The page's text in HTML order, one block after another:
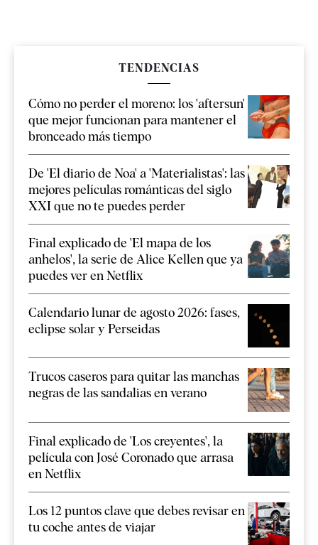
TENDENCIAS
Cómo no perder el moreno: los 'aftersun'
que mejor funcionan para mantener el
bronceado más tiempo
De 'El diario de Noa' a 'Materialistas': las
mejores películas románticas del siglo
XXI que no te puedes perder
Final explicado de 'El mapa de los
anhelos', la serie de Alice Kellen que ya
puedes ver en Netflix
Calendario lunar de agosto 2026: fases,
eclipse solar y Perseidas
Trucos caseros para quitar las manchas
negras de las sandalias en verano
Final explicado de 'Los creyentes', la
película con José Coronado que arrasa
en Netflix
Los 12 puntos clave que debes revisar en
tu coche antes de viajar